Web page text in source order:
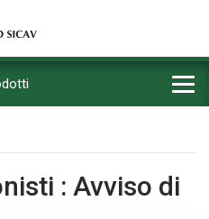
: Avviso di